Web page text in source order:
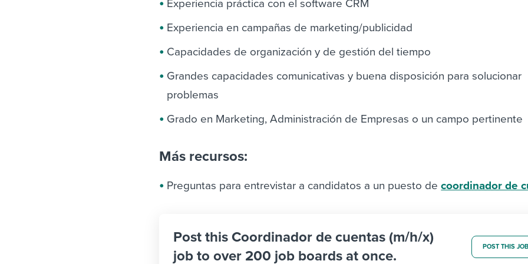
Experiencia práctica con el software CRM
Experiencia en campañas de marketing/publicidad
Capacidades de organización y de gestión del tiempo
Grandes capacidades comunicativas y buena disposición para solucionar
problemas
Grado en Marketing, Administración de Empresas o un campo pertinente
Más recursos:
Preguntas para entrevistar a candidatos a un puesto decoordinador de
Post this Coordinador de cuentas (m/h/x)
job to over 200 job boards at once.
POST THIS